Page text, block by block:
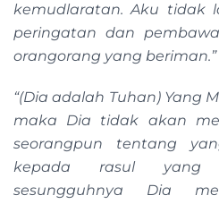
kemudlaratan. Aku tidak
peringatan dan
orangorang yang beriman.”
“(Dia adalah Tuhan) Yang
maka Dia tidak akan
seorangpun tentang
kepada rasul yang
sesungguhnya Dia